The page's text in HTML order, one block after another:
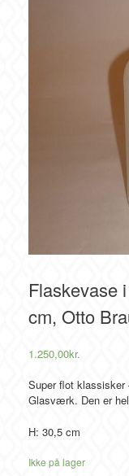
Flaskevase
cm, Otto
1.250,00kr.
Super flot klassisker
Glasværk. Den er
H: 30,5 cm
Ikke på lager